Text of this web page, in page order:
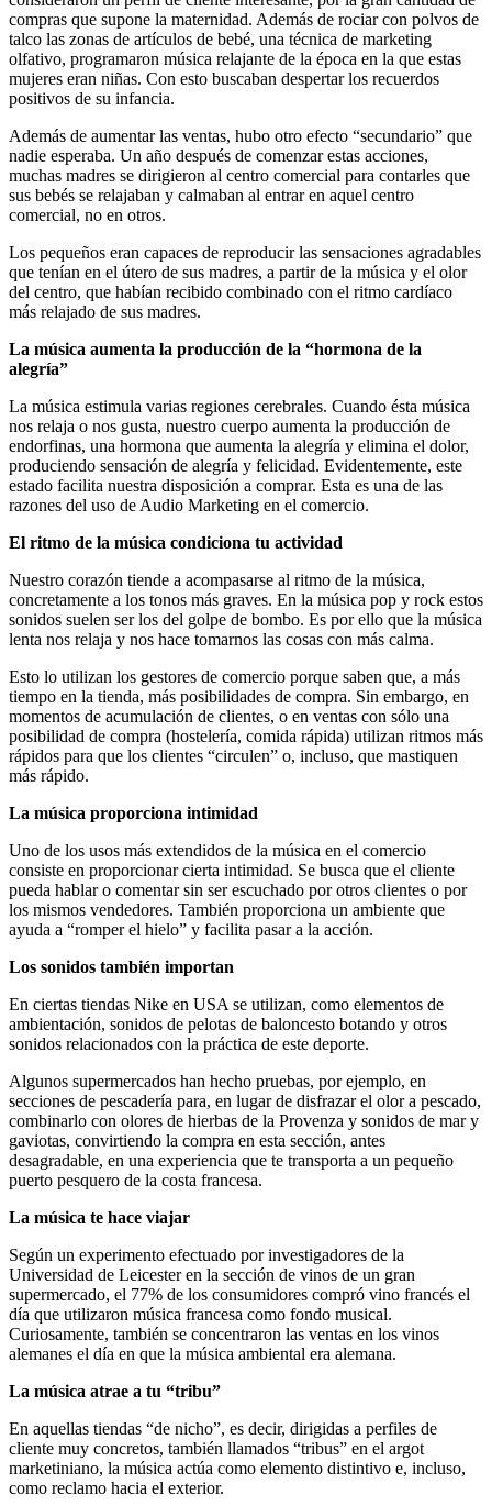
compras que supone la maternidad. Además de rociar con polvos de
talco las zonas de artículos de bebé, una técnica de marketing
olfativo, programaron música relajante de la época en la que estas
mujeres eran niñas. Con esto buscaban despertar los recuerdos
positivos de su infancia.
Además de aumentar las ventas, hubo otro efecto “secundario” que
nadie esperaba. Un año después de comenzar estas acciones,
muchas madres se dirigieron al centro comercial para contarles que
sus bebés se relajaban y calmaban al entrar en aquel centro
comercial, no en otros.
Los pequeños eran capaces de reproducir las sensaciones agradables
que tenían en el útero de sus madres, a partir de la música y el olor
del centro, que habían recibido combinado con el ritmo cardíaco
más relajado de sus madres.
La música aumenta la producción de la “hormona de la
alegría”
La música estimula varias regiones cerebrales. Cuando ésta música
nos relaja o nos gusta, nuestro cuerpo aumenta la producción de
endorfinas, una hormona que aumenta la alegría y elimina el dolor,
produciendo sensación de alegría y felicidad. Evidentemente, este
estado facilita nuestra disposición a comprar. Esta es una de las
razones del uso de Audio Marketing en el comercio.
El ritmo de la música condiciona tu actividad
Nuestro corazón tiende a acompasarse al ritmo de la música,
concretamente a los tonos más graves. En la música pop y rock estos
sonidos suelen ser los del golpe de bombo. Es por ello que la música
lenta nos relaja y nos hace tomarnos las cosas con más calma.
Esto lo utilizan los gestores de comercio porque saben que, a más
tiempo en la tienda, más posibilidades de compra. Sin embargo, en
momentos de acumulación de clientes, o en ventas con sólo una
posibilidad de compra (hostelería, comida rápida) utilizan ritmos más
rápidos para que los clientes “circulen” o, incluso, que mastiquen
más rápido.
La música proporciona intimidad
Uno de los usos más extendidos de la música en el comercio
consiste en proporcionar cierta intimidad. Se busca que el cliente
pueda hablar o comentar sin ser escuchado por otros clientes o por
los mismos vendedores. También proporciona un ambiente que
ayuda a “romper el hielo” y facilita pasar a la acción.
Los sonidos también importan
En ciertas tiendas Nike en USA se utilizan, como elementos de
ambientación, sonidos de pelotas de baloncesto botando y otros
sonidos relacionados con la práctica de este deporte.
Algunos supermercados han hecho pruebas, por ejemplo, en
secciones de pescadería para, en lugar de disfrazar el olor a pescado,
combinarlo con olores de hierbas de la Provenza y sonidos de mar y
gaviotas, convirtiendo la compra en esta sección, antes
desagradable, en una experiencia que te transporta a un pequeño
puerto pesquero de la costa francesa.
La música te hace viajar
Según un experimento efectuado por investigadores de la
Universidad de Leicester en la sección de vinos de un gran
supermercado, el 77% de los consumidores compró vino francés el
día que utilizaron música francesa como fondo musical.
Curiosamente, también se concentraron las ventas en los vinos
alemanes el día en que la música ambiental era alemana.
La música atrae a tu “tribu”
En aquellas tiendas “de nicho”, es decir, dirigidas a perfiles de
cliente muy concretos, también llamados “tribus” en el argot
marketiniano, la música actúa como elemento distintivo e, incluso,
como reclamo hacia el exterior.